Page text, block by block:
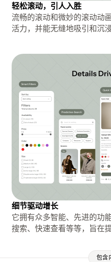
轻松滚动，引人入胜
流畅的滚动和微妙的滚动动
活力，并能无缝地吸引和沉浸
细节驱动增长
它拥有众多智能、先进的功
搜索、快速查看等等，旨在提
包含